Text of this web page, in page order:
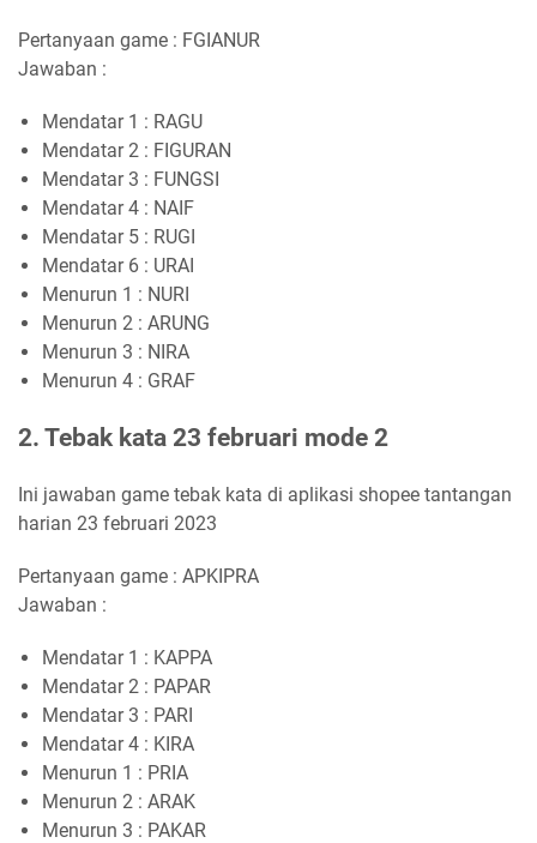
Pertanyaan game : FGIANUR
Jawaban :
Mendatar 1 : RAGU
Mendatar 2 : FIGURAN
Mendatar 3 : FUNGSI
Mendatar 4 : NAIF
Mendatar 5 : RUGI
Mendatar 6 : URAI
Menurun 1 : NURI
Menurun 2 : ARUNG
Menurun 3 : NIRA
Menurun 4 : GRAF
2. Tebak kata 23 februari mode 2
Ini jawaban game tebak kata di aplikasi shopee tantangan
harian 23 februari 2023
Pertanyaan game : APKIPRA
Jawaban :
Mendatar 1 : KAPPA
Mendatar 2 : PAPAR
Mendatar 3 : PARI
Mendatar 4 : KIRA
Menurun 1 : PRIA
Menurun 2 : ARAK
Menurun 3 : PAKAR